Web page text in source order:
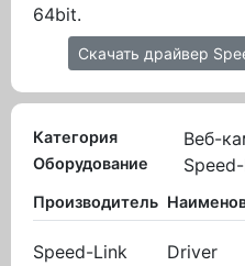
64bit.
Скачать драйвер
Категория Веб-
Оборудование
Производитель
Speed-Link Driver